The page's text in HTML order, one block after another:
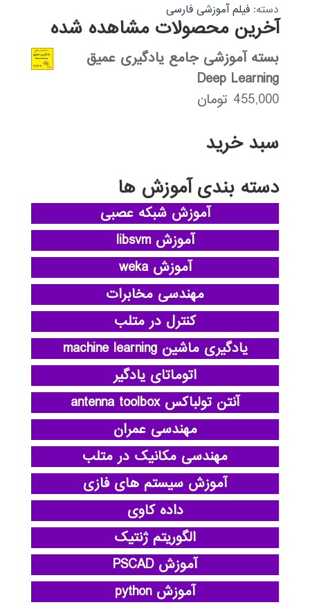
دسته: فیلم آموزشی فارسی
آخرین محصولات مشاهده شده
بسته آموزشی جامع یادگیری عمیق
Deep Learning
455,000 تومان
سبد خرید
دسته بندی آموزش ها
آموزش شبکه عصبی
آموزش libsvm
آموزش weka
مهندسی مخابرات
کنترل در متلب
یادگیری ماشین machine learning
اتوماتای یادگیر
آنتن تولباکس antenna toolbox
مهندسی عمران
مهندسی مکانیک در متلب
آموزش سیستم های فازی
داده کاوی
الگوریتم ژنتیک
آموزش PSCAD
آموزش python